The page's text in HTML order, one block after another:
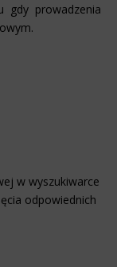
gdy prowadzenia
w wyszukiwarce
odpowiednich